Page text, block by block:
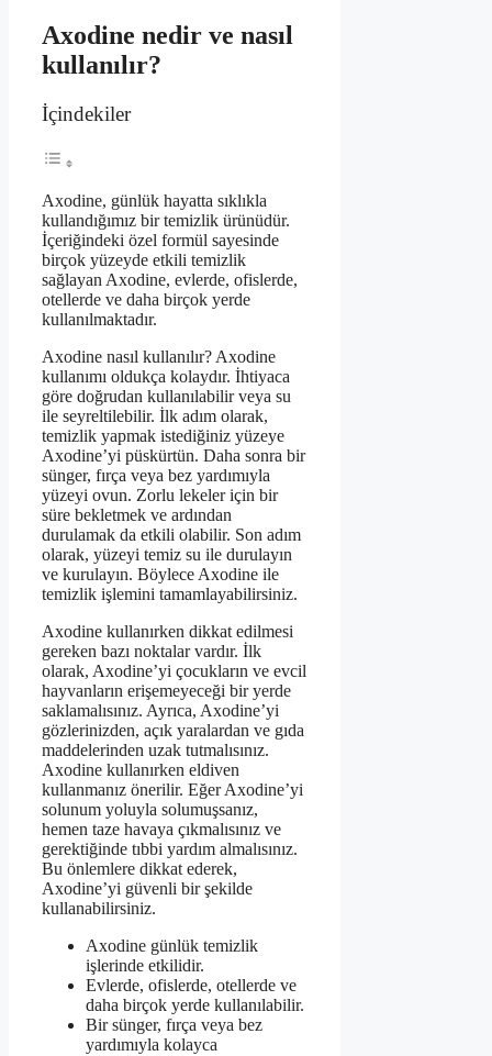
Axodine nedir ve nasıl
kullanılır?
İçindekiler
Axodine, günlük hayatta sıklıkla
kullandığımız bir temizlik ürünüdür.
İçeriğindeki özel formül sayesinde
birçok yüzeyde etkili temizlik
sağlayan Axodine, evlerde, ofislerde,
otellerde ve daha birçok yerde
kullanılmaktadır.
Axodine nasıl kullanılır? Axodine
kullanımı oldukça kolaydır. İhtiyaca
göre doğrudan kullanılabilir veya su
ile seyreltilebilir. İlk adım olarak,
temizlik yapmak istediğiniz yüzeye
Axodine’yi püskürtün. Daha sonra bir
sünger, fırça veya bez yardımıyla
yüzeyi ovun. Zorlu lekeler için bir
süre bekletmek ve ardından
durulamak da etkili olabilir. Son adım
olarak, yüzeyi temiz su ile durulayın
ve kurulayın. Böylece Axodine ile
temizlik işlemini tamamlayabilirsiniz.
Axodine kullanırken dikkat edilmesi
gereken bazı noktalar vardır. İlk
olarak, Axodine’yi çocukların ve evcil
hayvanların erişemeyeceği bir yerde
saklamalısınız. Ayrıca, Axodine’yi
gözlerinizden, açık yaralardan ve gıda
maddelerinden uzak tutmalısınız.
Axodine kullanırken eldiven
kullanmanız önerilir. Eğer Axodine’yi
solunum yoluyla solumuşsanız,
hemen taze havaya çıkmalısınız ve
gerektiğinde tıbbi yardım almalısınız.
Bu önlemlere dikkat ederek,
Axodine’yi güvenli bir şekilde
kullanabilirsiniz.
Axodine günlük temizlik
işlerinde etkilidir.
Evlerde, ofislerde, otellerde ve
daha birçok yerde kullanılabilir.
Bir sünger, fırça veya bez
yardımıyla kolayca